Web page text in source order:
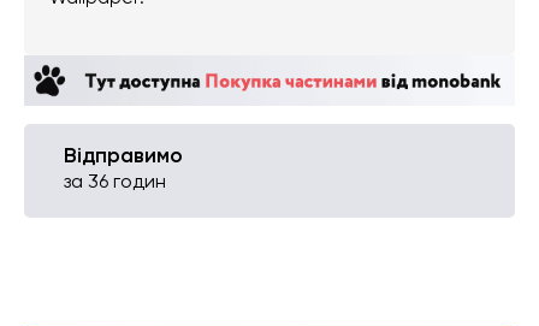
Відправимо
за 36 годин